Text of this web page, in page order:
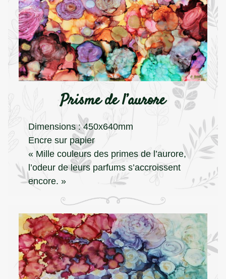
Prisme de l’aurore
Dimensions : 450x640mm
Encre sur papier
« Mille couleurs des primes de l’aurore,
l’odeur de leurs parfums s’accroissent
encore. »